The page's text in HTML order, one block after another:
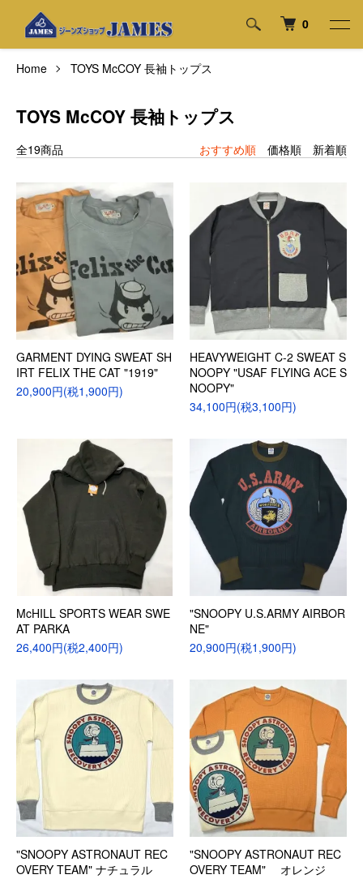
0
Home TOYS McCOY 長袖トップス
TOYS McCOY 長袖トップス
全19商品 おすすめ順 価格順 新着順
GARMENT DYING SWEAT SH
IRT FELIX THE CAT "1919"
20,900円(税1,900円)
HEAVYWEIGHT C-2 SWEAT S
NOOPY "USAF FLYING ACE S
NOOPY"
34,100円(税3,100円)
McHILL SPORTS WEAR SWE
AT PARKA
26,400円(税2,400円)
"SNOOPY U.S.ARMY AIRBOR
NE"
20,900円(税1,900円)
"SNOOPY ASTRONAUT REC
OVERY TEAM" ナチュラル
"SNOOPY ASTRONAUT REC
OVERY TEAM" オレンジ